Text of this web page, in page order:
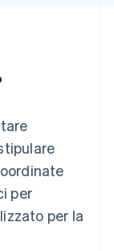
per
per la